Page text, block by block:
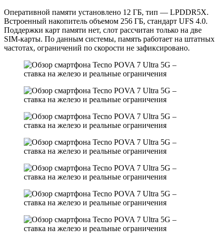
Оперативной памяти установлено 12 ГБ, тип — LPDDR5X.
Встроенный накопитель объемом 256 ГБ, стандарт UFS 4.0.
Поддержки карт памяти нет, слот рассчитан только на две
SIM-карты. По данным системы, память работает на штатных
частотах, ограничений по скорости не зафиксировано.